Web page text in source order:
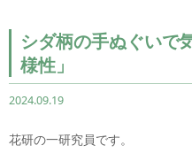
シダ柄の手ぬぐいで
様性」
2024.09.19
花研の一研究員です。